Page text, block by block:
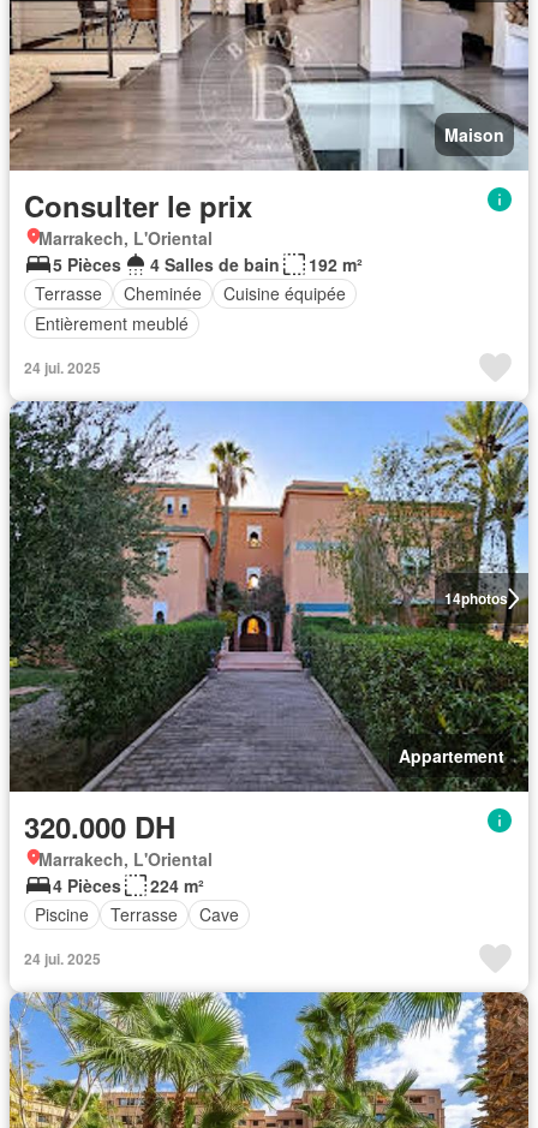
Maison
Consulter le prix
Marrakech, L'Oriental
5 Pièces
4 Salles de bain
192 m²
Terrasse
Cheminée
Cuisine équipée
Entièrement meublé
24 jui. 2025
14photos
Appartement
320.000 DH
Marrakech, L'Oriental
4 Pièces
224 m²
Piscine
Terrasse Cave
24 jui. 2025